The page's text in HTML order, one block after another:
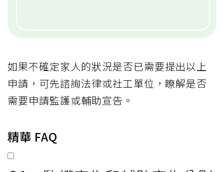
如果不確定家人的狀況是否已需要提出以上
申請，可先諮詢法律或社工單位，瞭解是否
需要申請監護或輔助宣告。
精華 FAQ